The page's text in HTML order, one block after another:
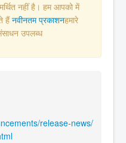
नहीं है। हम आपको में
हैंनवीनतम प्रकाशनहमारे
उपलब्ध
release-news/